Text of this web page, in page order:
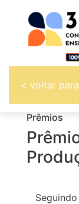
< voltar
Prêmios